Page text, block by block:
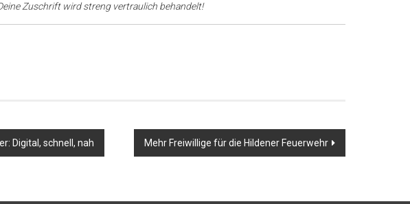
Zuschrift wird streng vertraulich behandelt!
Digital, schnell, nah Mehr Freiwillige für die Hildener Feuerwehr